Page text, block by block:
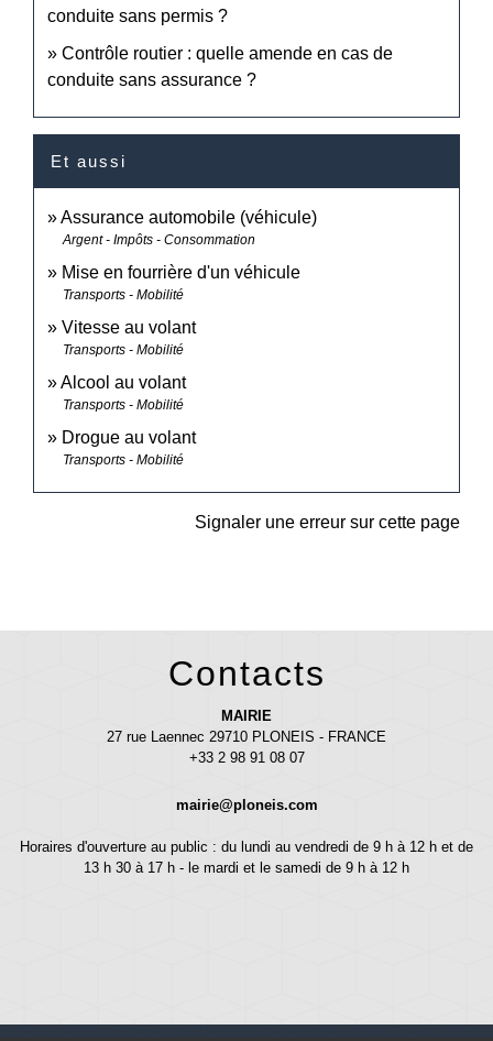
conduite sans permis ?
Contrôle routier : quelle amende en cas de
conduite sans assurance ?
Et aussi
Assurance automobile (véhicule)
Argent - Impôts - Consommation
Mise en fourrière d'un véhicule
Transports - Mobilité
Vitesse au volant
Transports - Mobilité
Alcool au volant
Transports - Mobilité
Drogue au volant
Transports - Mobilité
Signaler une erreur sur cette page
Contacts
MAIRIE
27 rue Laennec 29710 PLONEIS - FRANCE
+33 2 98 91 08 07
mairie@ploneis.com
Horaires d'ouverture au public : du lundi au vendredi de 9 h à 12 h et de
13 h 30 à 17 h - le mardi et le samedi de 9 h à 12 h